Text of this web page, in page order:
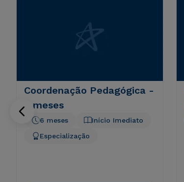
Coordenação Pedagógica -
6 meses
Início Imediato
6 meses
Especialização